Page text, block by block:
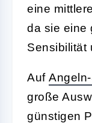
eine
da sie eine
Sensibilität
Auf
große
günstigen